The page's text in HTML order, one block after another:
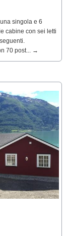
singola e 6
cabine con sei letti
70 post... →